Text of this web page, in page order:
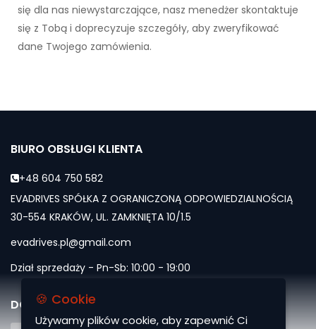
się dla nas niewystarczające, nasz menedżer skontaktuje
się z Tobą i doprecyzuje szczegóły, aby zweryfikować
dane Twojego zamówienia.
BIURO OBSŁUGI KLIENTA
+48 604 750 582
EVADRIVES SPÓŁKA Z OGRANICZONĄ ODPOWIEDZIALNOŚCIĄ
30-554 KRAKÓW, UL. ZAMKNIĘTA 10/1.5
evadrives.pl@gmail.com
Dział sprzedaży - Pn-Sb: 10:00 - 19:00
DOŁĄCZ DO NAS
🍪 Cookie
Używamy plików cookie, aby zapewnić Ci